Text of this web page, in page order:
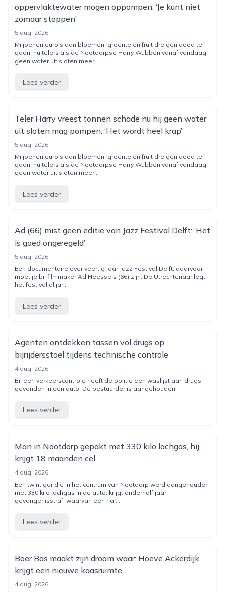
oppervlaktewater mogen oppompen: ‘Je kunt niet
zomaar stoppen’
5 aug. 2026
Miljoenen euro’s aan bloemen, groente en fruit dreigen dood te
gaan, nu telers als de Nootdorpse Harry Wubben vanaf vandaag
geen water uit sloten meer...
Lees verder
Teler Harry vreest tonnen schade nu hij geen water
uit sloten mag pompen: ‘Het wordt heel krap’
5 aug. 2026
Miljoenen euro’s aan bloemen, groente en fruit dreigen dood te
gaan, nu telers als de Nootdorpse Harry Wubben vanaf vandaag
geen water uit sloten meer...
Lees verder
Ad (66) mist geen editie van Jazz Festival Delft: ‘Het
is goed ongeregeld’
5 aug. 2026
Een documentaire over veertig jaar Jazz Festival Delft, daarvoor
moet je bij filmmaker Ad Heessels (66) zijn. De Utrechtenaar legt
het festival al jar...
Lees verder
Agenten ontdekken tassen vol drugs op
bijrijdersstoel tijdens technische controle
4 aug. 2026
Bij een verkeerscontrole heeft de politie een waslijst aan drugs
gevonden in een auto. De bestuurder is aangehouden.
Lees verder
Man in Nootdorp gepakt met 330 kilo lachgas, hij
krijgt 18 maanden cel
4 aug. 2026
Een twintiger die in het centrum van Nootdorp werd aangehouden
met 330 kilo lachgas in de auto, krijgt anderhalf jaar
gevangenisstraf, waarvan een hal...
Lees verder
Boer Bas maakt zijn droom waar: Hoeve Ackerdijk
krijgt een nieuwe kaasruimte
4 aug. 2026